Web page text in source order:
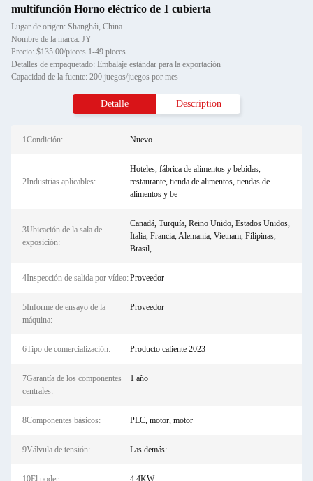
multifunción Horno eléctrico de 1 cubierta
Lugar de origen: Shanghái, China
Nombre de la marca: JY
Precio: $135.00/pieces 1-49 pieces
Detalles de empaquetado: Embalaje estándar para la exportación
Capacidad de la fuente: 200 juegos/juegos por mes
Detalle Description
1Condición: Nuevo
2Industrias aplicables:
Hoteles, fábrica de alimentos y bebidas,
restaurante, tienda de alimentos, tiendas de
alimentos y be
3Ubicación de la sala de
exposición:
Canadá, Turquía, Reino Unido, Estados Unidos,
Italia, Francia, Alemania, Vietnam, Filipinas,
Brasil,
4Inspección de salida por vídeo:Proveedor
5Informe de ensayo de la
máquina:
Proveedor
6Tipo de comercialización: Producto caliente 2023
7Garantía de los componentes
centrales:
1 año
8Componentes básicos: PLC, motor, motor
9Válvula de tensión: Las demás:
10El poder: 4.4KW